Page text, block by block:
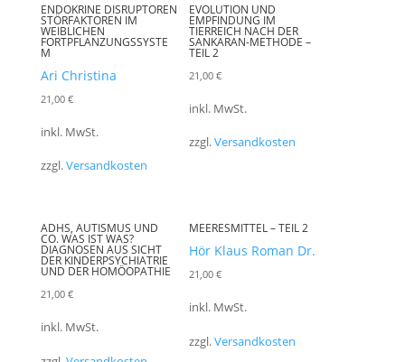
ENDOKRINE DISRUPTOREN
STÖRFAKTOREN IM
WEIBLICHEN
FORTPFLANZUNGSSYSTE
M
Ari Christina
21,00 €
inkl. MwSt.
zzgl.Versandkosten
EVOLUTION UND
EMPFINDUNG IM
TIERREICH NACH DER
SANKARAN-METHODE –
TEIL 2
21,00 €
inkl. MwSt.
zzgl.Versandkosten
ADHS, AUTISMUS UND
CO. WAS IST WAS?
DIAGNOSEN AUS SICHT
DER KINDERPSYCHIATRIE
UND DER HOMÖOPATHIE
21,00 €
inkl. MwSt.
MEERESMITTEL – TEIL 2
Hör Klaus Roman Dr.
21,00 €
inkl. MwSt.
zzgl.Versandkosten